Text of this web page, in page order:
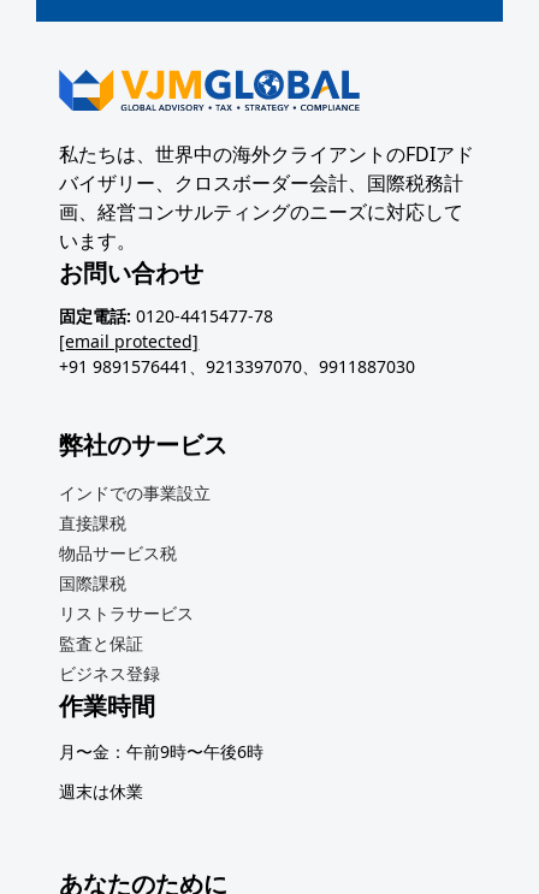
私たちは、世界中の海外クライアントのFDIアド
バイザリー、クロスボーダー会計、国際税務計
画、経営コンサルティングのニーズに対応して
います。
お問い合わせ
固定電話: 0120-4415477-78
[email protected]
+91 9891576441、9213397070、9911887030
弊社のサービス
インドでの事業設立
直接課税
物品サービス税
国際課税
リストラサービス
監査と保証
ビジネス登録
作業時間
月〜金：午前9時〜午後6時
週末は休業
あなたのために